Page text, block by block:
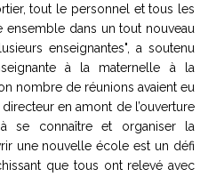
tout le personnel et tous les
ensemble dans un tout nouveau
enseignantes", a soutenu
à la maternelle à la
nombre de réunions avaient eu
en amont de l’ouverture
se connaître et organiser la
une nouvelle école est un défi
que tous ont relevé avec